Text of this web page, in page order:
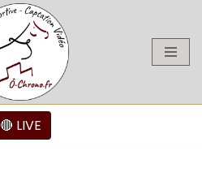
🔴 LIVE